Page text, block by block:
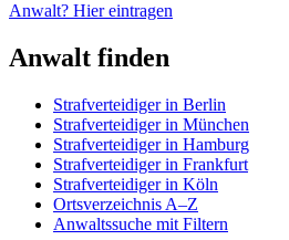
Anwalt? Hier eintragen
Anwalt finden
Strafverteidiger in Berlin
Strafverteidiger in München
Strafverteidiger in Hamburg
Strafverteidiger in Frankfurt
Strafverteidiger in Köln
Ortsverzeichnis A–Z
Anwaltssuche mit Filtern